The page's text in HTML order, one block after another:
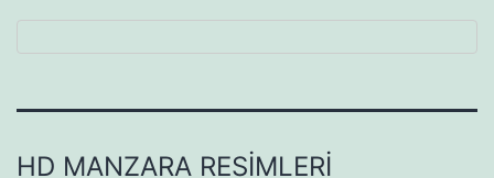
HD MANZARA RESIMLERI